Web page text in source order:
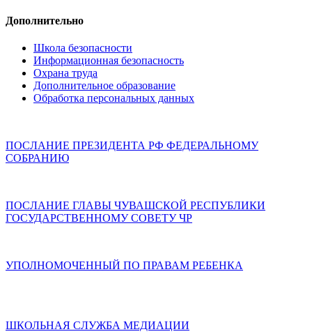
Дополнительно
Школа безопасности
Информационная безопасность
Охрана труда
Дополнительное образование
Обработка персональных данных
ПОСЛАНИЕ ПРЕЗИДЕНТА РФ ФЕДЕРАЛЬНОМУ
СОБРАНИЮ
ПОСЛАНИЕ ГЛАВЫ ЧУВАШСКОЙ РЕСПУБЛИКИ
ГОСУДАРСТВЕННОМУ СОВЕТУ ЧР
УПОЛНОМОЧЕННЫЙ ПО ПРАВАМ РЕБЕНКА
ШКОЛЬНАЯ СЛУЖБА МЕДИАЦИИ